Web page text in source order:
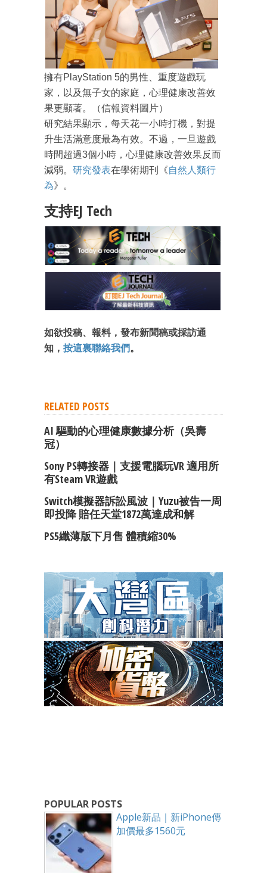
擁有PlayStation 5的男性、重度遊戲玩
家，以及無子女的家庭，心理健康改善效
果更顯著。（信報資料圖片）
研究結果顯示，每天花一小時打機，對提
升生活滿意度最為有效。不過，一旦遊戲
時間超過3個小時，心理健康改善效果反而
減弱。 研究發表在學術期刊《自然人類行
為》。
支持EJ Tech
如欲投稿、報料，發布新聞稿或採訪通
知， 按這裏聯絡我們。
RELATED POSTS
AI 驅動的心理健康數據分析（吳壽
冠）
Sony PS轉接器｜支援電腦玩VR 適用所
有Steam VR遊戲
Switch模擬器訴訟風波｜Yuzu被告一周
即投降 賠任天堂1872萬達成和解
PS5纖薄版下月售 體積縮30%
POPULAR POSTS
Apple新品｜新iPhone傳
加價最多1560元
成為 EJ Tech 會員
最新資訊（附創業懶人包）